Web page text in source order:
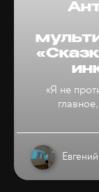
«Я не